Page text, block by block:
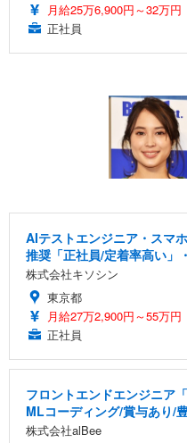
月給25万6,900円～32万円
正社員
AIテストエンジニア・スマ
推奨「正社員/定着率高い」
株式会社キソシン
東京都
月給27万2,900円～55万円
正社員
フロントエンドエンジニア
MLコーディング/賞与あり/
株式会社alBee